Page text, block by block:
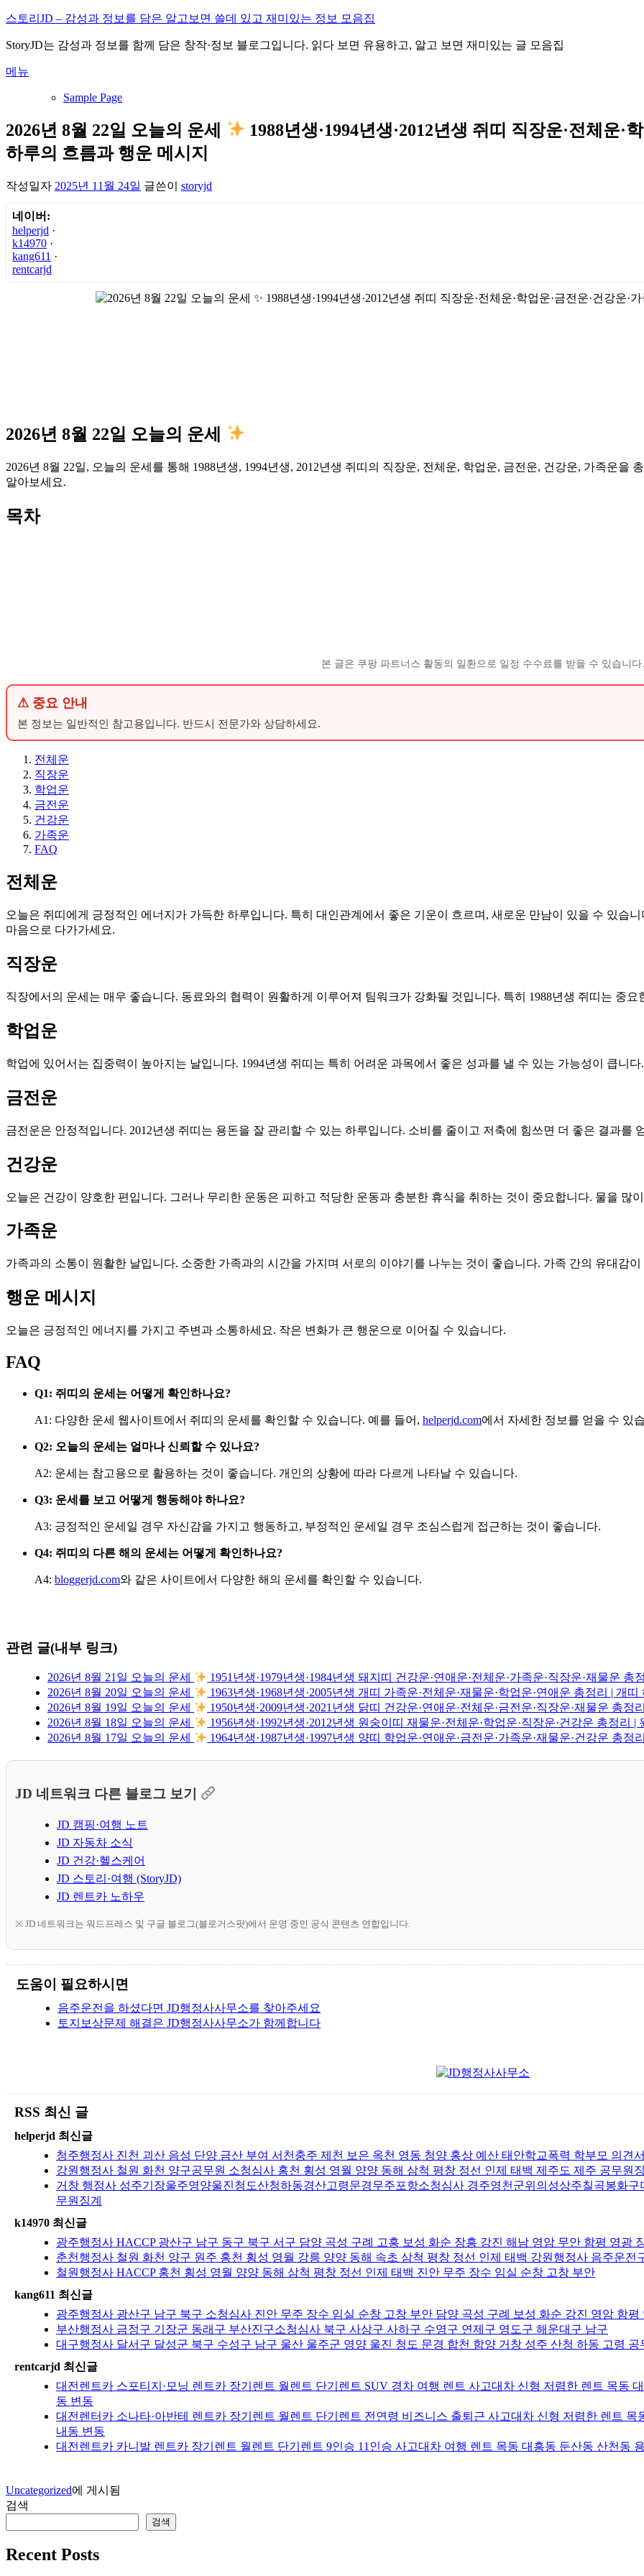
내
으
바
기
스토리JD – 감성과 정보를 담은 알고보면 쓸데 있고 재미있는 정보 모음집
StoryJD는 감성과 정보를 함께 담은 창작·정보 블로그입니다. 읽다 보면 유용하고, 알고 보면 재미있는 글 모음집
메뉴
Sample Page
2026년 8월 22일 오늘의 운세
1988년생·1994년생·2012년생 쥐띠 직장운·전체운·
하루의 흐름과 행운 메시지
작성일자 2025년 11월 24일 글쓴이 storyjd
네이버:
helperjd ·
k14970 ·
kang611 ·
rentcarjd
2026년 8월 22일 오늘의 운세
2026년 8월 22일, 오늘의 운세를 통해 1988년생, 1994년생, 2012년생 쥐띠의 직장운, 전체운, 학업운, 금전운, 건강운, 가족운
알아보세요.
목차
본 글은 쿠팡 파트너스 활동의 일환으로 일정 수수료를 받을 수 있습니다.
⚠ 중요 안내
본 정보는 일반적인 참고용입니다. 반드시 전문가와 상담하세요.
전체운
직장운
학업운
금전운
건강운
가족운
FAQ
전체운
오늘은 쥐띠에게 긍정적인 에너지가 가득한 하루입니다. 특히 대인관계에서 좋은 기운이 흐르며, 새로운 만남이 있을 수 있습
마음으로 다가가세요.
직장운
직장에서의 운세는 매우 좋습니다. 동료와의 협력이 원활하게 이루어져 팀워크가 강화될 것입니다. 특히 1988년생 쥐띠는 중
학업운
학업에 있어서는 집중력이 높아지는 날입니다. 1994년생 쥐띠는 특히 어려운 과목에서 좋은 성과를 낼 수 있는 가능성이 큽니
금전운
금전운은 안정적입니다. 2012년생 쥐띠는 용돈을 잘 관리할 수 있는 하루입니다. 소비를 줄이고 저축에 힘쓰면 더 좋은 결과를
건강운
오늘은 건강이 양호한 편입니다. 그러나 무리한 운동은 피하고 적당한 운동과 충분한 휴식을 취하는 것이 중요합니다. 물을 많
가족운
가족과의 소통이 원활한 날입니다. 소중한 가족과의 시간을 가지며 서로의 이야기를 나누는 것이 좋습니다. 가족 간의 유대감
행운 메시지
오늘은 긍정적인 에너지를 가지고 주변과 소통하세요. 작은 변화가 큰 행운으로 이어질 수 있습니다.
FAQ
Q1: 쥐띠의 운세는 어떻게 확인하나요?
A1: 다양한 운세 웹사이트에서 쥐띠의 운세를 확인할 수 있습니다. 예를 들어, helperjd.com에서 자세한 정보를 얻을 수 있
Q2: 오늘의 운세는 얼마나 신뢰할 수 있나요?
A2: 운세는 참고용으로 활용하는 것이 좋습니다. 개인의 상황에 따라 다르게 나타날 수 있습니다.
Q3: 운세를 보고 어떻게 행동해야 하나요?
A3: 긍정적인 운세일 경우 자신감을 가지고 행동하고, 부정적인 운세일 경우 조심스럽게 접근하는 것이 좋습니다.
Q4: 쥐띠의 다른 해의 운세는 어떻게 확인하나요?
A4: bloggerjd.com와 같은 사이트에서 다양한 해의 운세를 확인할 수 있습니다.
관련 글(내부 링크)
2026년 8월 21일 오늘의 운세
1951년생·1979년생·1984년생 돼지띠 건강운·연애운·전체운·가족운·직장운·재물운
2026년 8월 20일 오늘의 운세
1963년생·1968년생·2005년생 개띠 가족운·전체운·재물운·학업운·연애운 총정리 | 개
2026년 8월 19일 오늘의 운세
1950년생·2009년생·2021년생 닭띠 건강운·연애운·전체운·금전운·직장운·재물운 총
2026년 8월 18일 오늘의 운세
1956년생·1992년생·2012년생 원숭이띠 재물운·전체운·학업운·직장운·건강운 총정리
2026년 8월 17일 오늘의 운세
1964년생·1987년생·1997년생 양띠 학업운·연애운·금전운·가족운·재물운·건강운 총
JD 네트워크 다른 블로그 보기
JD 캠핑·여행 노트
JD 자동차 소식
JD 건강·헬스케어
JD 스토리·여행 (StoryJD)
JD 렌트카 노하우
※ JD 네트워크는 워드프레스 및 구글 블로그(블로거스팟)에서 운영 중인 공식 콘텐츠 연합입니다.
도움이 필요하시면
음주운전을 하셨다면 JD행정사사무소를 찾아주세요
토지보상문제 해결은 JD행정사사무소가 함께합니다
RSS 최신 글
helperjd 최신글
청주행정사 진천 괴산 음성 단양 금산 부여 서천충주 제천 보은 옥천 영동 청양 홍상 예산 태안학교폭력 학부모 의견
강원행정사 철원 화천 양구공무원 소청심사 홍천 횡성 영월 양양 동해 삼척 평창 정선 인제 태백 제주도 제주 공무원
거창 행정사 성주기장울주영양울진청도산청하동경산고령문경무주포항소청심사 경주영천군위의성상주칠곡봉화
무원징계
k14970 최신글
광주행정사 HACCP 광산구 남구 동구 북구 서구 담양 곡성 구례 고흥 보성 화순 장흥 강진 해남 영암 무안 함평 영광
춘천행정사 철원 화천 양구 원주 홍천 횡성 영월 강릉 양양 동해 속초 삼척 평창 정선 인제 태백 강원행정사 음주운전
철원행정사 HACCP 홍천 횡성 영월 양양 동해 삼척 평창 정선 인제 태백 진안 무주 장수 임실 순창 고창 부안
kang611 최신글
광주행정사 광산구 남구 북구 소청심사 진안 무주 장수 임실 순창 고창 부안 담양 곡성 구례 보성 화순 강진 영암 함
부산행정사 금정구 기장군 동래구 부산진구소청심사 북구 사상구 사하구 수영구 연제구 영도구 해운대구 남구
대구행정사 달서구 달성군 북구 수성구 남구 울산 울주군 영양 울진 청도 문경 합천 함양 거창 성주 산청 하동 고령 공
rentcarjd 최신글
대전렌트카 스포티지·모닝 렌트카 장기렌트 월렌트 단기렌트 SUV 경차 여행 렌트 사고대차 신형 저렴한 렌트 목동
동 변동
대전렌터카 소나타·아반테 렌트카 장기렌트 월렌트 단기렌트 전연령 비즈니스 출퇴근 사고대차 신형 저렴한 렌트
내동 변동
대전렌트카 카니발 렌트카 장기렌트 월렌트 단기렌트 9인승 11인승 사고대차 여행 렌트 목동 대흥동 둔산동 산천동
Uncategorized에 게시됨
검색
검색
Recent Posts